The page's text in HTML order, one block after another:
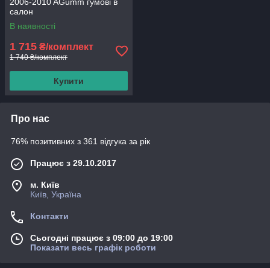
салон
В наявності
1 715 ₴/комплект
1 740 ₴/комплект
Купити
Про нас
76% позитивних з 361 відгука за рік
Працює з 29.10.2017
м. Київ
Київ, Україна
Контакти
Сьогодні працює з 09:00 до 19:00
Показати весь графік роботи